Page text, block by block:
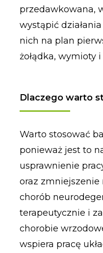
przedawkowana,
wystąpić
nich na plan
żołądka, wymioty
Dlaczego warto
Warto stosować
ponieważ jest to
usprawnienie
oraz
chorób
terapeutycznie i
chorobie
wspiera pracę